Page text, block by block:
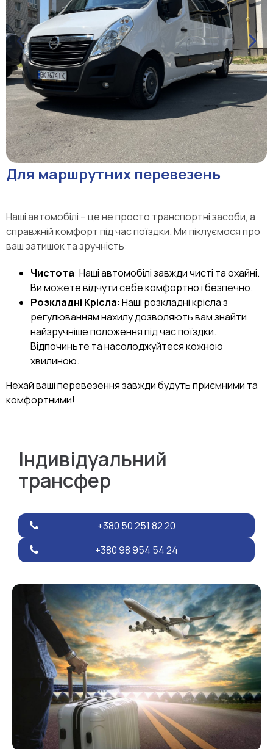
Для маршрутних перевезень
Наші автомобілі – це не просто транспортні засоби, а
справжній комфорт під час поїздки. Ми піклуємося про
ваш затишок та зручність:
Чистота: Наші автомобілі завжди чисті та охайні.
Ви можете відчути себе комфортно і безпечно.
Розкладні Крісла: Наші розкладні крісла з
регулюванням нахилу дозволяють вам знайти
найзручніше положення під час поїздки.
Відпочиньте та насолоджуйтеся кожною
хвилиною.
Нехай ваші перевезення завжди будуть приємними та
комфортними!
Індивідуальний
трансфер
+380 50 251 82 20
+380 98 954 54 24